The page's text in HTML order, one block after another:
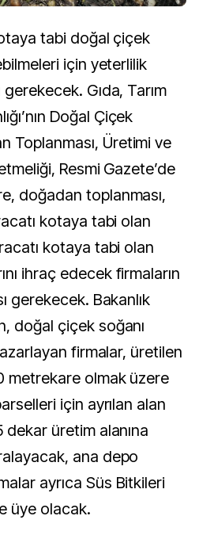
tabi doğal çiçek
için yeterlilik
gerekecek. Gıda, Tarım
Doğal Çiçek
Toplanması, Üretimi ve
Resmi Gazete’de
doğadan toplanması,
kotaya tabi olan
kotaya tabi olan
ihraç edecek firmaların
gerekecek. Bakanlık
doğal çiçek soğanı
firmalar, üretilen
metrekare olmak üzere
için ayrılan alan
üretim alanına
ana depo
ayrıca Süs Bitkileri
üye olacak.